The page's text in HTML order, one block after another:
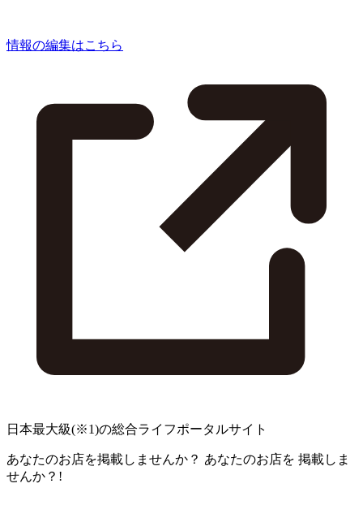
情報の編集はこちら
日本最大級(※1)の総合ライフポータルサイト
あなたのお店を掲載しませんか？ あなたのお店を 掲載しま
せんか？!